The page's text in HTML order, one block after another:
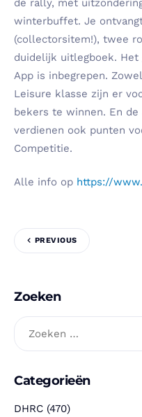
winterbuffet. Je
(collectorsitem!), twee
duidelijk uitlegboek. Het
App is inbegrepen.
Leisure klasse zijn er
bekers te winnen. En
verdienen ook punten
Competitie.
Alle info op https://
PREVIOUS
Zoeken
Categorieën
DHRC (470)